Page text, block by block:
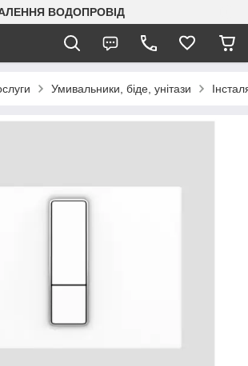
ВОДОПРОВІД
Умивальники, біде, унітази